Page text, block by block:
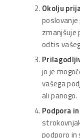
Okolju
poslovanje
zmanjšuje
odtis
jo je
vašega
ali panogo.
Podpora
podporo